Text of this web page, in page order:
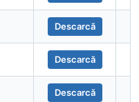
Descarcă
Descarcă
Descarcă